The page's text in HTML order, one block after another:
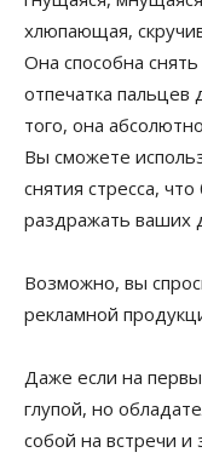
хлюпающая,
Она способна
отпечатка пальцев
того, она
Вы сможете
снятия стресса,
раздражать ваших
Возможно, вы
рекламной
Даже если на
глупой, но
собой на встречи и